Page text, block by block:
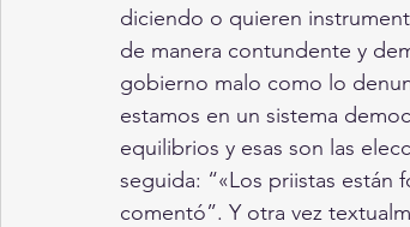
diciendo o quieren
de manera contundente y
gobierno malo como lo
estamos en un sistema
equilibrios y esas son las
seguida: “«Los priistas están
comentó”. Y otra vez